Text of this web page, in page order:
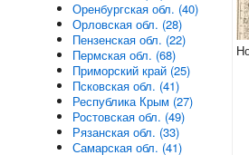
Оренбургская обл. (40)
Орловская обл. (28)
Пензенская обл. (22)
Пермская обл. (68)
Приморский край (25)
Псковская обл. (41)
Республика Крым (27)
Ростовская обл. (49)
Рязанская обл. (33)
Самарская обл. (41)